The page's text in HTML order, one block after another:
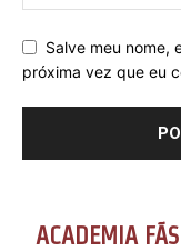
Salve meu nome,
próxima vez que eu
ACADEMIA